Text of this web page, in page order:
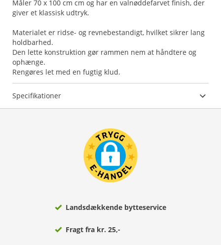
Måler 70 x 100 cm cm og har en valnøddefarvet finish, der
giver et klassisk udtryk.
Materialet er ridse- og revnebestandigt, hvilket sikrer lang
holdbarhed.
Den lette konstruktion gør rammen nem at håndtere og
ophænge.
Rengøres let med en fugtig klud.
Specifikationer
Landsdækkende bytteservice
Fragt fra kr. 25,-